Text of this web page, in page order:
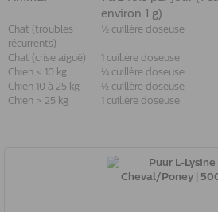
environ 1 g)
Chat (troubles
récurrents)
½ cuillère doseuse
Chat (crise aiguë)
1 cuillère doseuse
Chien < 10 kg
¼ cuillère doseuse
Chien 10 à 25 kg
½ cuillère doseuse
Chien > 25 kg
1 cuillère doseuse